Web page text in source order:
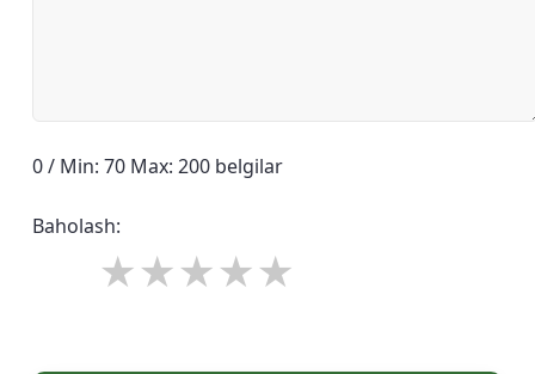
0 / Min: 70 Max: 200 belgilar
Baholash: